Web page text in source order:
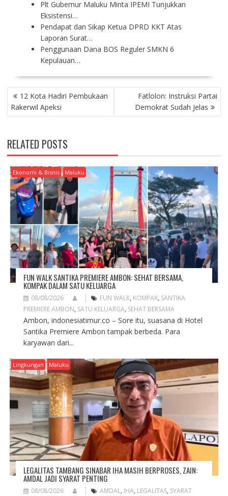
Plt Gubernur Maluku Minta IPEMI Tunjukkan
Eksistensi…
Pendapat dan Sikap Ketua DPRD KKT Atas
Laporan Surat…
Penggunaan Dana BOS Reguler SMKN 6
Kepulauan…
P
O
S
N
A
V
G
A
T
O
N
12 Kota Hadiri Pembukaan
Rakerwil Apeksi
Fatlolon: Instruksi Partai
Demokrat Sudah Jelas
RELATED POSTS
Ekonomi & Bisnis Maluku
FUN WALK SANTIKA PREMIERE AMBON: SEHAT BERSAMA,
KOMPAK DALAM SATU KELUARGA
08/08/2026 FUN WALK, KOMPAK, SANTIKA
PREMIERE AMBON, SATU KELUARGA, SEHAT BERSAMA
Ambon, indonesiatimur.co – Sore itu, suasana di Hotel
Santika Premiere Ambon tampak berbeda. Para
karyawan dari...
Lingkungan Maluku
LEGALITAS TAMBANG SINABAR IHA MASIH BERPROSES, ZAIN:
AMDAL JADI SYARAT PENTING
08/08/2026 AMDAL, IHA, LEGALITAS, SYARAT